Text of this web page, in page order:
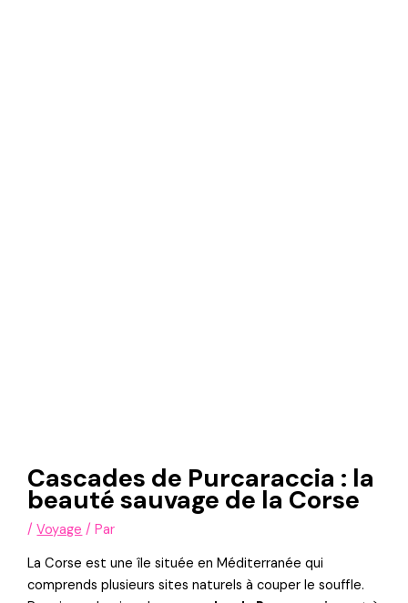
Cascades de Purcaraccia : la
beauté sauvage de la Corse
/Voyage / Par
La Corse est une île située en Méditerranée qui
comprends plusieurs sites naturels à couper le souffle.